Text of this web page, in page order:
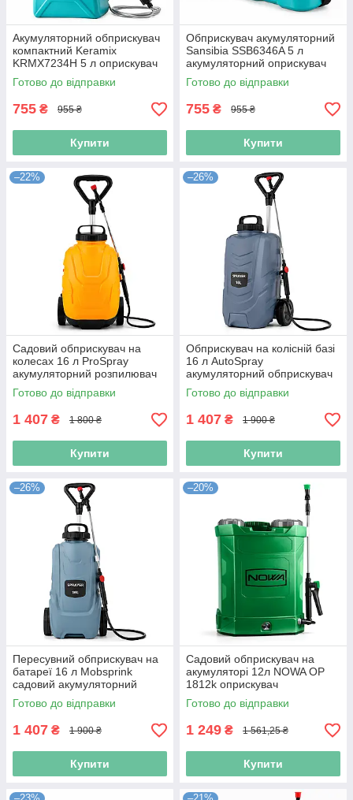
Акумуляторний обприскувач
компактний Keramix
KRMX7234H 5 л оприскувач
для захисту саду розпилювач
з акумулятором
Готово до відправки
755 ₴ 955 ₴
Купити
Обприскувач акумуляторний
Sansibia SSB6346A 5 л
акумуляторний оприскувач
садовий акумуляторний
розпилювач для дерев
Готово до відправки
755 ₴ 955 ₴
Купити
–22%
Садовий обприскувач на
колесах 16 л ProSpray
акумуляторний розпилювач
добрив обприскувач для саду
городній обприскувач
Готово до відправки
1 407 ₴ 1 800 ₴
Купити
–26%
Обприскувач на колісній базі
16 л AutoSpray
акумуляторний обприскувач
для садових робіт
розпилювач добрив для
Готово до відправки
1 407 ₴ 1 900 ₴
Купити
–26%
Пересувний обприскувач на
батареї 16 л Mobsprink
садовий акумуляторний
обприскувач електричний
розпилювач для городу
Готово до відправки
1 407 ₴ 1 900 ₴
Купити
–20%
Садовий обприскувач на
акумуляторі 12л NOWA OP
1812k оприскувач
акумуляторний ранцевий для
дерев і кущів
Готово до відправки
1 249 ₴ 1 561,25 ₴
Купити